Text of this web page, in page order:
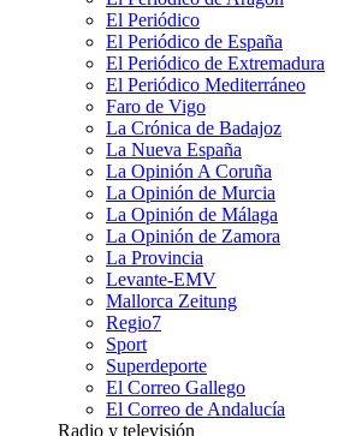
El Periódico
El Periódico de España
El Periódico de Extremadura
El Periódico Mediterráneo
Faro de Vigo
La Crónica de Badajoz
La Nueva España
La Opinión A Coruña
La Opinión de Murcia
La Opinión de Málaga
La Opinión de Zamora
La Provincia
Levante-EMV
Mallorca Zeitung
Regio7
Sport
Superdeporte
El Correo Gallego
El Correo de Andalucía
Radio y televisión